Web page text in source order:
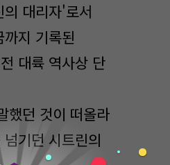
대리자'로서
지 기록된
대륙 역사상 단
했던 것이 떠올라
기던 시트린의
0